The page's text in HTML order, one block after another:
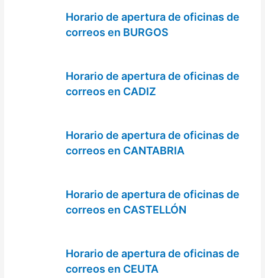
Horario de apertura de oficinas de
correos en BURGOS
Horario de apertura de oficinas de
correos en CADIZ
Horario de apertura de oficinas de
correos en CANTABRIA
Horario de apertura de oficinas de
correos en CASTELLÓN
Horario de apertura de oficinas de
correos en CEUTA